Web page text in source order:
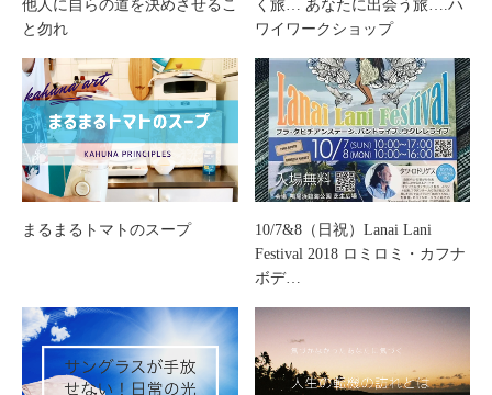
他人に自らの道を決めさせるこ
と勿れ
く旅… あなたに出会う旅….ハ
ワイワークショップ
まるまるトマトのスープ
10/7&8（日祝）Lanai Lani
Festival 2018 ロミロミ・カフナ
ボデ…